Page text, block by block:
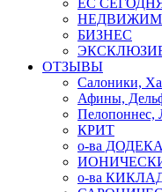
ЕС
БИЗНЕС
ОТЗЫВЫ
Салоники,
Афины,
Пелопоннес,
КРИТ
о-ва
ИОНИЧЕСКИЕ
о-ва КИКЛАД